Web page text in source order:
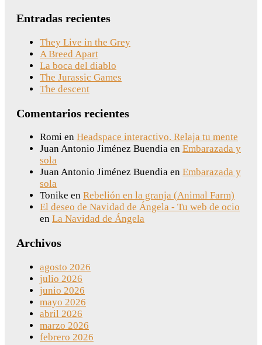
Entradas recientes
They Live in the Grey
A Breed Apart
La boca del diablo
The Jurassic Games
The descent
Comentarios recientes
Romi en Headspace interactivo. Relaja tu mente
Juan Antonio Jiménez Buendia en Embarazada y
sola
Juan Antonio Jiménez Buendia en Embarazada y
sola
Tonike en Rebelión en la granja (Animal Farm)
El deseo de Navidad de Ángela - Tu web de ocio
en La Navidad de Ángela
Archivos
agosto 2026
julio 2026
junio 2026
mayo 2026
abril 2026
marzo 2026
febrero 2026